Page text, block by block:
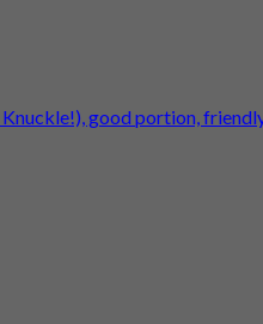
good portion,